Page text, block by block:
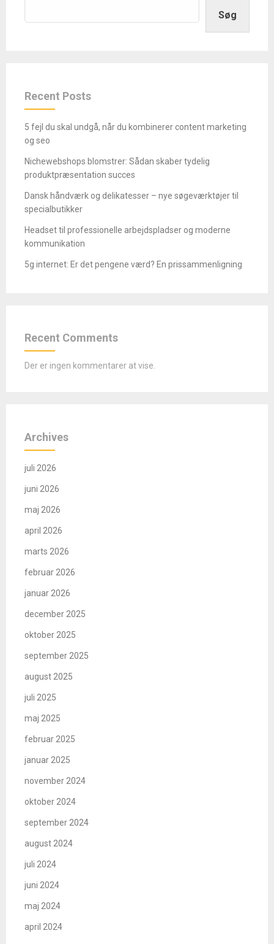
Søg
Recent Posts
5 fejl du skal undgå, når du kombinerer content marketing
og seo
Nichewebshops blomstrer: Sådan skaber tydelig
produktpræsentation succes
Dansk håndværk og delikatesser – nye søgeværktøjer til
specialbutikker
Headset til professionelle arbejdspladser og moderne
kommunikation
5g internet: Er det pengene værd? En prissammenligning
Recent Comments
Der er ingen kommentarer at vise.
Archives
juli 2026
juni 2026
maj 2026
april 2026
marts 2026
februar 2026
januar 2026
december 2025
oktober 2025
september 2025
august 2025
juli 2025
maj 2025
februar 2025
januar 2025
november 2024
oktober 2024
september 2024
august 2024
juli 2024
juni 2024
maj 2024
april 2024